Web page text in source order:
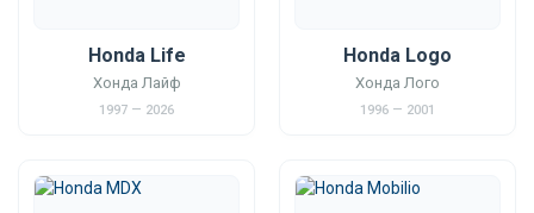
Honda Life
Хонда Лайф
1997 — 2026
Honda Logo
Хонда Лого
1996 — 2001